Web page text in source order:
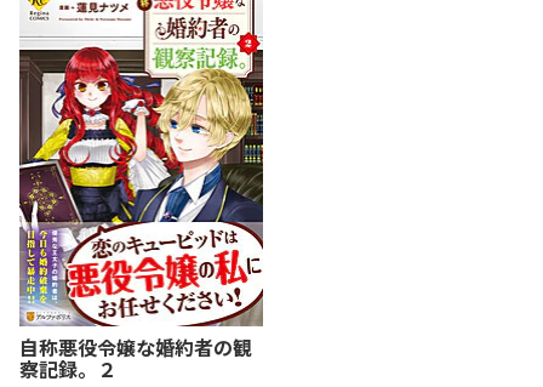
自称悪役令嬢な婚約者の観
察記録。２